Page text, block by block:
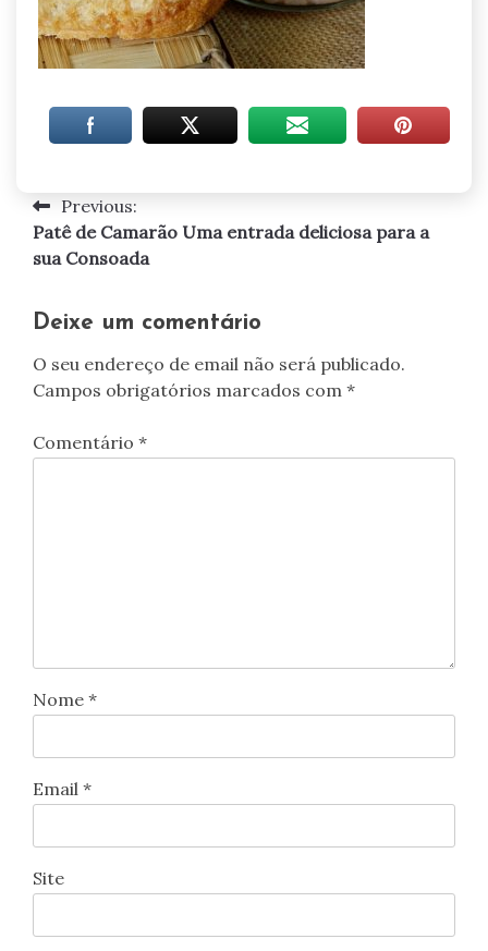
Navegação
de
Previous:
Patê de Camarão Uma entrada deliciosa para a
sua Consoada
Deixe um comentário
O seu endereço de email não será publicado.
Campos obrigatórios marcados com *
Comentário *
Nome *
Email *
Site